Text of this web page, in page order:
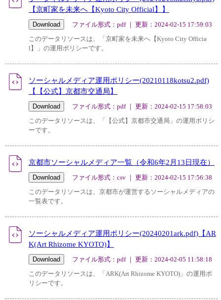
【京町家を未来へ【Kyoto City Official】】
ファイル形式：pdf ｜ 更新：2024-02-15 17:59:03
このデータリソースは、「京町家を未来へ【Kyoto City Officia
l】」の運用ポリシーです。
ソーシャルメディア運用ポリシー(20210118kotsu2.pdf)
【【公式】京都市交通局】
ファイル形式：pdf ｜ 更新：2024-02-15 17:58:03
このデータリソースは、「【公式】京都市交通局」の運用ポリシ
ーです。
京都市ソーシャルメディア一覧（令和6年2月13日現在）
ファイル形式：csv ｜ 更新：2024-02-15 17:56:38
このデータリソースは、京都市が運営するソーシャルメディアの
一覧表です。
ソーシャルメディア運用ポリシー(20240201ark.pdf)【AR
K(Art Rhizome KYOTO)】
ファイル形式：pdf ｜ 更新：2024-02-05 11:58:18
このデータリソースは、「ARK(Art Rhizome KYOTO)」の運用ポ
リシーです。